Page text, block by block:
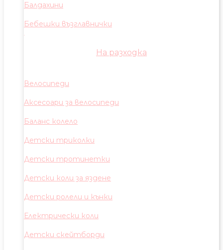
Балдахини
Бебешки възглавнички
На разходка
Велосипеди
Аксесоари за велосипеди
Баланс колело
Детски триколки
Детски тротинетки
Детски коли за яздене
Детски ролели и кънки
Електрически коли
Детски скейтборди